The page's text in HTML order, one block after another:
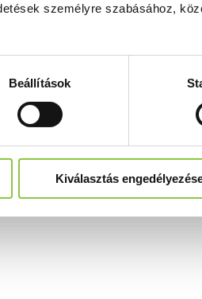
személyre szabásához,
Beállítások
Kiválasztás